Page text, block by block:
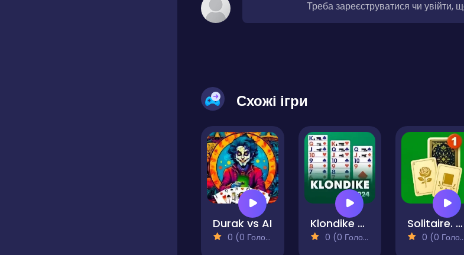
Треба зареєструватися чи увійти,
Схожі ігри
Durak vs AI
0 (0 Голосів)
Klondike 2024
0 (0 Голосів)
Solitaire. Card Sorting
0 (0 Голосів)